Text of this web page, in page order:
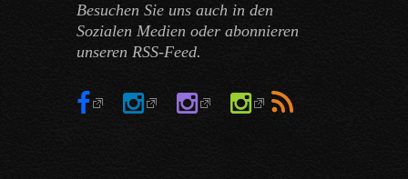
Besuchen Sie uns auch in den
Sozialen Medien oder abonnieren
unseren RSS-Feed.